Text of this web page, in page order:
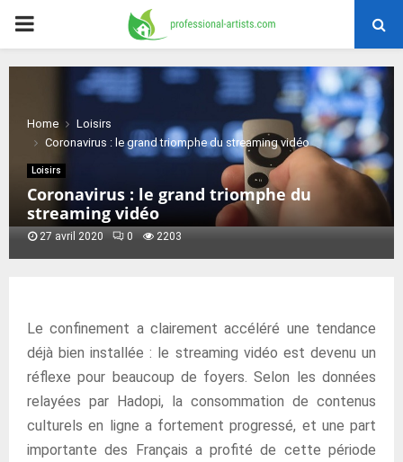
PRIMARY
MENU
Home
Loisirs
Coronavirus : le grand triomphe du streaming vidéo
Loisirs
Coronavirus : le grand triomphe du
streaming vidéo
27 avril 2020 0 2203
Le confinement a clairement accéléré une tendance
déjà bien installée : le streaming vidéo est devenu un
réflexe pour beaucoup de foyers. Selon les données
relayées par Hadopi, la consommation de contenus
culturels en ligne a fortement progressé, et une part
importante des Français a profité de cette période